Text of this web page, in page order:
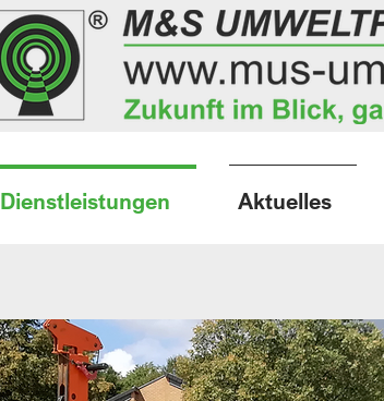
Dienstleistungen Aktuelles